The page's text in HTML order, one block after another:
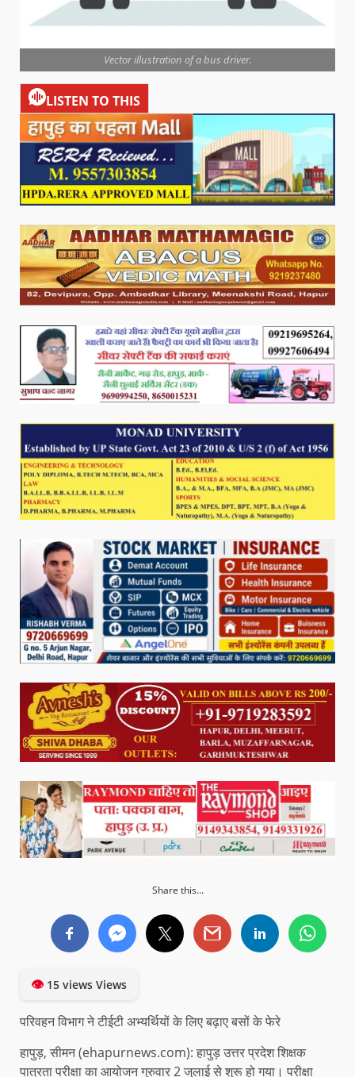
Vector illustration of a bus driver.
LISTEN TO THIS
Share this...
👁15 views Views
परिवहन विभाग ने टीईटी अभ्यर्थियों के लिए बढ़ाए बसों के फेरे
हापुड़, सीमन (ehapurnews.com): हापुड़ उत्तर प्रदेश शिक्षक
पात्रता परीक्षा का आयोजन गुरुवार 2 जुलाई से शुरू हो गया। परीक्षा